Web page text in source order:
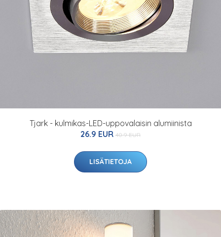
Tjark - kulmikas-LED-uppovalaisin alumiinista
26.9 EUR 40.9 EUR
LISÄTIETOJA